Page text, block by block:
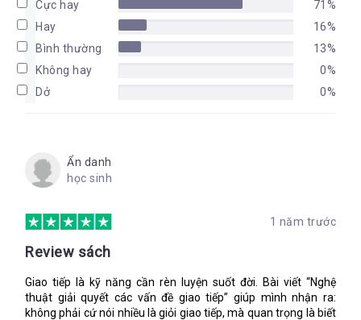
Nhưng lỡ bạn gặp vấn đề thì sao? Vậy bạn hãy thử đọc cuốn
“Nghệ thuật giải quyết các vấn đề giao tiếp” của Nannnette
Rundle Carroll. Với tầm bao quát rộng và nhiều ví dụ thực tế và
sinh động trong cuốn sách, tôi tin không ít thì nhiều, bạn cũng
sẽ tìm ra giải pháp hoặc một phần giải pháp cho những vấn đề
mà bạn đang lo lắng.
hứng
Phần II – Sử dụng kỹ năng quy trình để ngăn chặn và giải
Phần III – Điều khiển các cuộc Hội thoại hợp tác
Trong đó, theo tôi, những nội dung quan trọng nhất là Chương
Chương 4 đề cập về công cụ giao tiếp và ở Chương 8, tác giả
sẽ tiếp nối giải thích rõ ràng hơn một vấn đề then chốt được đề
cập ở cuối Chương 4. Chương 6 nói về thói quen phán đoán
Cực hay
71%
Hay
16%
Bình thường
13%
Không hay
0%
Dở
0%
Ẩn danh
học sinh
1 năm trước
Review sách
Giao tiếp là kỹ năng cần rèn luyện suốt đời. Bài viết “Nghệ
thuật giải quyết các vấn đề giao tiếp” giúp mình nhận ra:
không phải cứ nói nhiều là giỏi giao tiếp, mà quan trọng là biết